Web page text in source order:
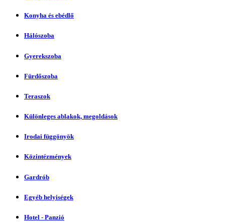
Konyha és ebédlő
Hálószoba
Gyerekszoba
Fürdőszoba
Teraszok
Különleges ablakok, megoldások
Irodai függönyök
Közintézmények
Gardrób
Egyéb helyiségek
Hotel - Panzió